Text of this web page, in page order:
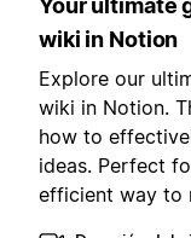
Your ultimate
wiki in Notion
Explore our
wiki in Notion.
how to
ideas. Perfect
efficient way to